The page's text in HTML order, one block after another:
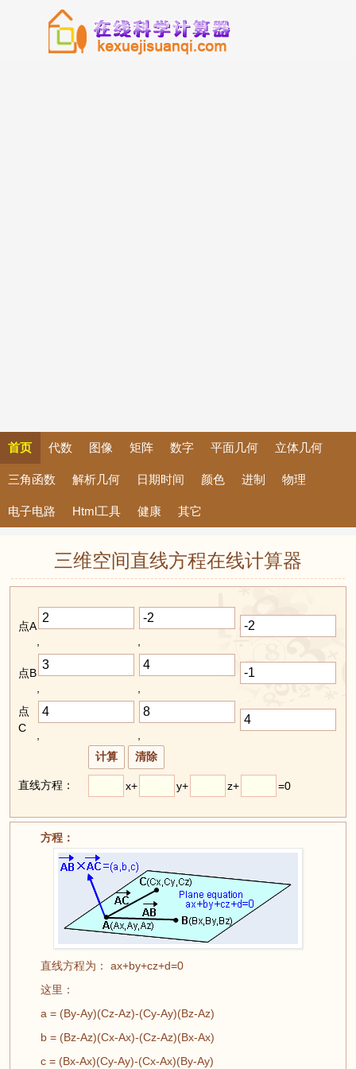
首页 代数 图像 矩阵 数字 平面几何 立体几何
三角函数 解析几何 日期时间 颜色 进制 物理
电子电路 Html工具 健康 其它
三维空间直线方程在线计算器
点A
点B
点
C
直线方程： x+ y+ z+ =0
方程：
直线方程为： ax+by+cz+d=0
这里：
a = (By-Ay)(Cz-Az)-(Cy-Ay)(Bz-Az)
b = (Bz-Az)(Cx-Ax)-(Cz-Az)(Bx-Ax)
c = (Bx-Ax)(Cy-Ay)-(Cx-Ax)(By-Ay)